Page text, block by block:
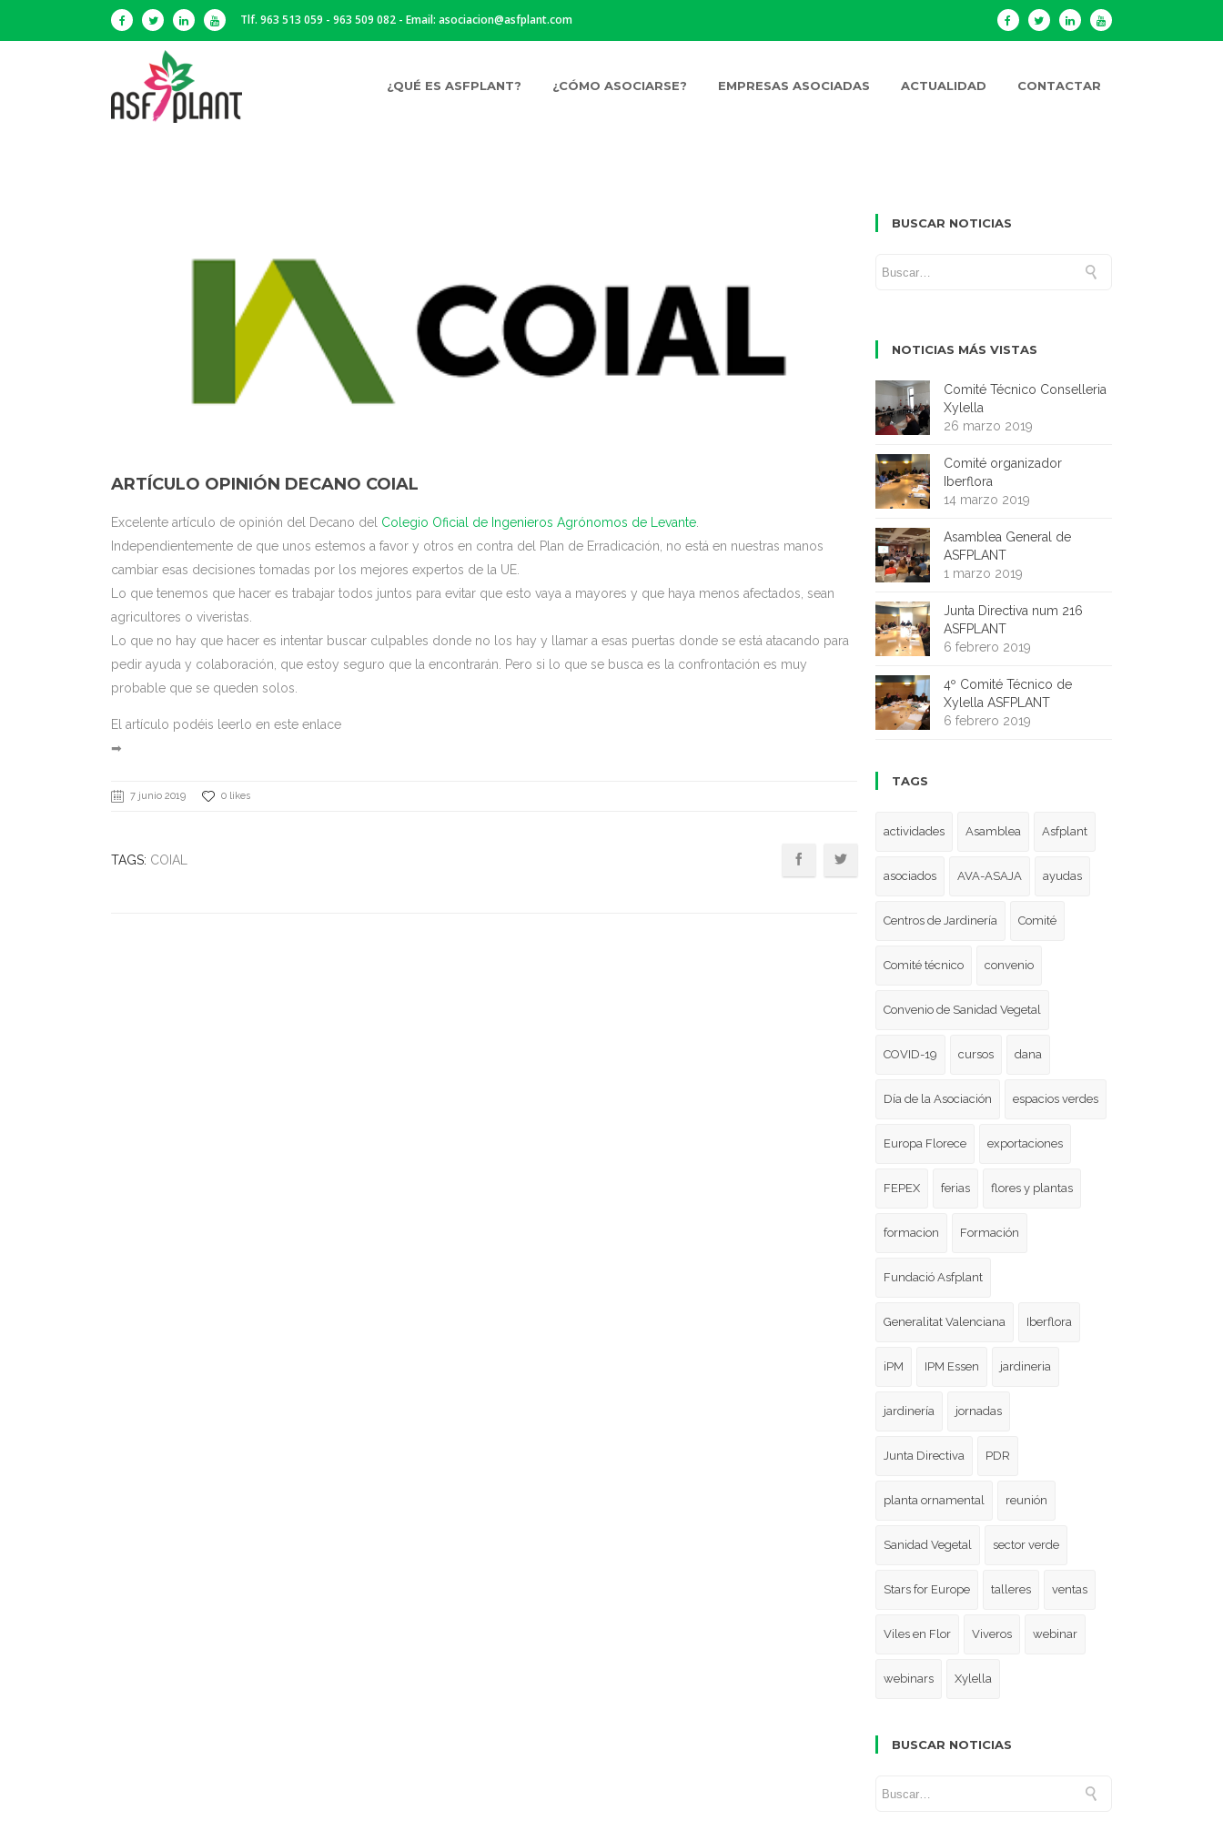
Tlf. 963 513 059 - 963 509 082 - Email: asociacion@asfplant.com
¿QUÉ ES ASFPLANT? ¿CÓMO ASOCIARSE? EMPRESAS ASOCIADAS ACTUALIDAD CONTACTAR
ARTÍCULO OPINIÓN DECANO COIAL
Excelente artículo de opinión del Decano del Colegio Oficial de Ingenieros Agrónomos de Levante.
Independientemente de que unos estemos a favor y otros en contra del Plan de Erradicación, no está en nuestras manos
cambiar esas decisiones tomadas por los mejores expertos de la UE.
Lo que tenemos que hacer es trabajar todos juntos para evitar que esto vaya a mayores y que haya menos afectados, sean
agricultores o viveristas.
Lo que no hay que hacer es intentar buscar culpables donde no los hay y llamar a esas puertas donde se está atacando para
pedir ayuda y colaboración, que estoy seguro que la encontrarán. Pero si lo que se busca es la confrontación es muy
probable que se queden solos.
El artículo podéis leerlo en este enlace
➡
7 junio 2019 0 likes
TAGS: COIAL
BUSCAR NOTICIAS
NOTICIAS MÁS VISTAS
Comité Técnico Conselleria
Xylella
26 marzo 2019
Comité organizador
Iberflora
14 marzo 2019
Asamblea General de
ASFPLANT
1 marzo 2019
Junta Directiva num 216
ASFPLANT
6 febrero 2019
4º Comité Técnico de
Xylella ASFPLANT
6 febrero 2019
TAGS
actividades Asamblea Asfplant
asociados AVA-ASAJA ayudas
Centros de Jardinería Comité
Comité técnico convenio
Convenio de Sanidad Vegetal
COVID-19 cursos dana
Día de la Asociación espacios verdes
Europa Florece exportaciones
FEPEX ferias flores y plantas
formacion Formación
Fundació Asfplant
Generalitat Valenciana Iberflora
iPM IPM Essen jardineria
jardinería jornadas
Junta Directiva PDR
planta ornamental reunión
Sanidad Vegetal sector verde
Stars for Europe talleres ventas
Viles en Flor Viveros webinar
webinars Xylella
BUSCAR NOTICIAS